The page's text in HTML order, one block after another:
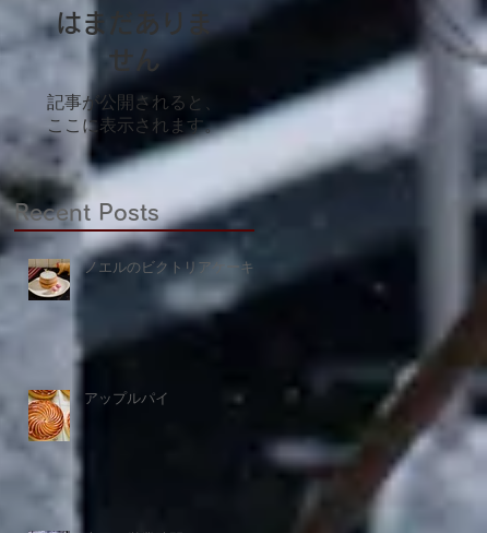
はまだありま
せん
記事が公開されると、
ここに表示されます。
Recent Posts
ノエルのビクトリアケーキ
アップルパイ